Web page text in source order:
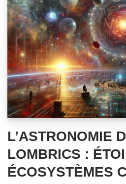
L’ASTRONOMIE
LOMBRICS :
ÉCOSYSTÈMES